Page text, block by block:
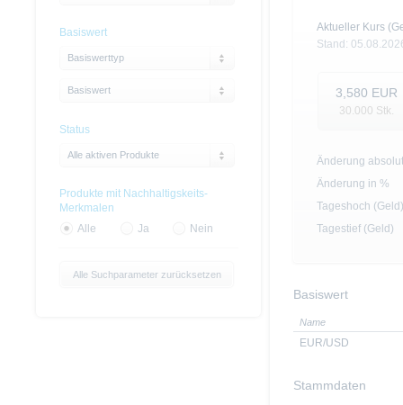
Aktueller Kurs
Stand:
3,580 EUR
30.000 Stk.
Änderung absolut
Änderung in %
Tageshoch (Geld)
Tagestief (Geld)
Basiswert
Name
EUR/USD
Stammdaten
Basiswert
Basiswerttyp
Basiswert
Status
Alle aktiven Produkte
Produkte mit Nachhaltigskeits-
Merkmalen
Alle
Ja Nein
Alle Suchparameter zurücksetzen